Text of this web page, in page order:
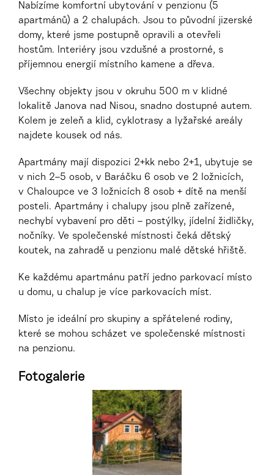
Nabízíme komfortní ubytování v penzionu (5
apartmánů) a 2 chalupách. Jsou to původní jizerské
domy, které jsme postupně opravili a otevřeli
hostům. Interiéry jsou vzdušné a prostorné, s
příjemnou energií místního kamene a dřeva.
Všechny objekty jsou v okruhu 500 m v klidné
lokalitě Janova nad Nisou, snadno dostupné autem.
Kolem je zeleň a klid, cyklotrasy a lyžařské areály
najdete kousek od nás.
Apartmány mají dispozici 2+kk nebo 2+1, ubytuje se
v nich 2–5 osob, v Baráčku 6 osob ve 2 ložnicích,
v Chaloupce ve 3 ložnicích 8 osob + dítě na menší
posteli. Apartmány i chalupy jsou plně zařízené,
nechybí vybavení pro děti – postýlky, jídelní židličky,
nočníky. Ve společenské místnosti čeká dětský
koutek, na zahradě u penzionu malé dětské hřiště.
Ke každému apartmánu patří jedno parkovací místo
u domu, u chalup je více parkovacích míst.
Místo je ideální pro skupiny a spřátelené rodiny,
které se mohou scházet ve společenské místnosti
na penzionu.
Fotogalerie